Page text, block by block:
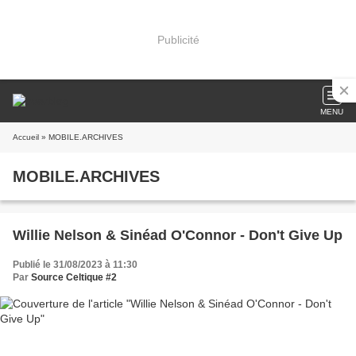
Publicité
MENU
Accueil » MOBILE.ARCHIVES
MOBILE.ARCHIVES
Willie Nelson & Sinéad O'Connor - Don't Give Up
Publié le 31/08/2023 à 11:30
Par Source Celtique #2